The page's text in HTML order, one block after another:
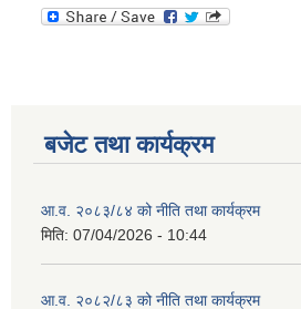
बजेट तथा कार्यक्रम
आ.व. २०८३/८४ को नीति तथा कार्यक्रम
मिति: 07/04/2026 - 10:44
आ.व. २०८२/८३ को नीति तथा कार्यक्रम